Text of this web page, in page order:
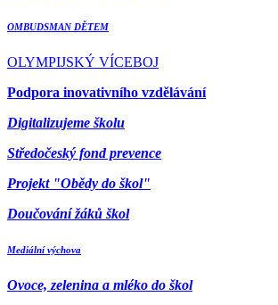
OMBUDSMAN DĚTEM
OLYMPIJSKÝ VÍCEBOJ
Podpora inovativního vzdělávání
Digitalizujeme školu
Středočeský fond prevence
Projekt "Obědy do škol"
Doučování žáků škol
Mediální výchova
Ovoce, zelenina a mléko do škol